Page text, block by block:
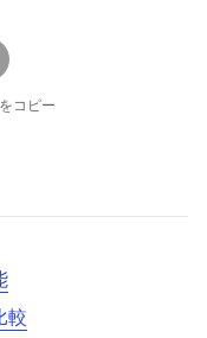
コピー
較